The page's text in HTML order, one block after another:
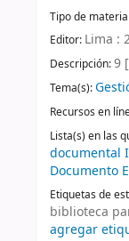
Tipo de
Editor: Lima :
Descripción:9
Tema(s):
Recursos en
Lista(s) en las
documental
Documento
Etiquetas de
biblioteca
agregar